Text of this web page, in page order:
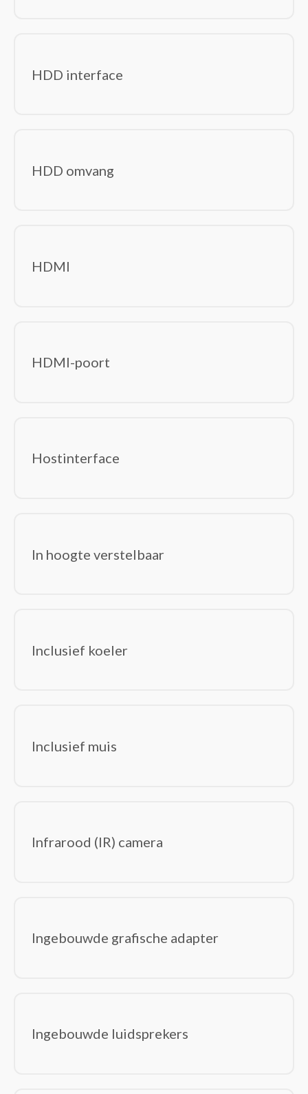
HDD interface
HDD omvang
HDMI
HDMI-poort
Hostinterface
In hoogte verstelbaar
Inclusief koeler
Inclusief muis
Infrarood (IR) camera
Ingebouwde grafische adapter
Ingebouwde luidsprekers